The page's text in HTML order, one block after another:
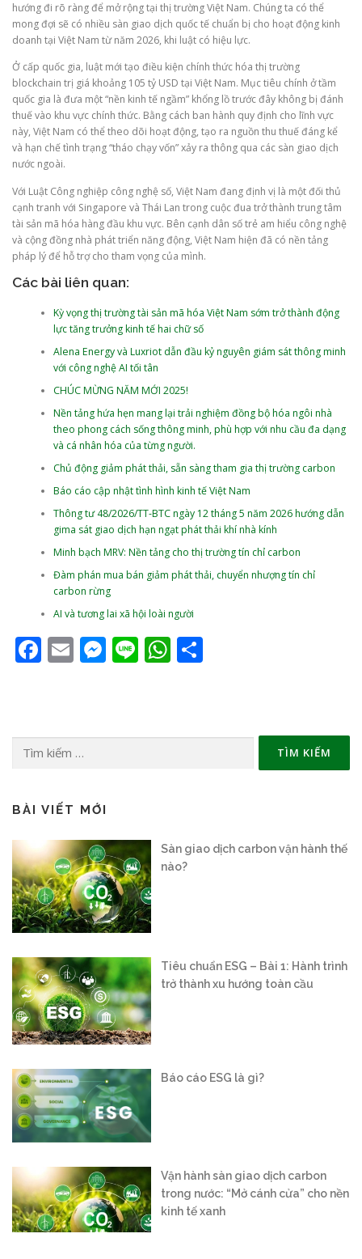
hướng đi rõ ràng để mở rộng tại thị trường Việt Nam. Chúng ta có thể
mong đợi sẽ có nhiều sàn giao dịch quốc tế chuẩn bị cho hoạt động kinh
doanh tại Việt Nam từ năm 2026, khi luật có hiệu lực.
Ở cấp quốc gia, luật mới tạo điều kiện chính thức hóa thị trường
blockchain trị giá khoảng 105 tỷ USD tại Việt Nam. Mục tiêu chính ở tầm
quốc gia là đưa một “nền kinh tế ngầm” khổng lồ trước đây không bị đánh
thuế vào khu vực chính thức. Bằng cách ban hành quy định cho lĩnh vực
này, Việt Nam có thể theo dõi hoạt động, tạo ra nguồn thu thuế đáng kể
và hạn chế tình trạng “tháo chạy vốn” xảy ra thông qua các sàn giao dịch
nước ngoài.
Với Luật Công nghiệp công nghệ số, Việt Nam đang định vị là một đối thủ
cạnh tranh với Singapore và Thái Lan trong cuộc đua trở thành trung tâm
tài sản mã hóa hàng đầu khu vực. Bên cạnh dân số trẻ am hiểu công nghệ
và cộng đồng nhà phát triển năng động, Việt Nam hiện đã có nền tảng
pháp lý để hỗ trợ cho tham vọng của mình.
Các bài liên quan:
Kỳ vọng thị trường tài sản mã hóa Việt Nam sớm trở thành động
lực tăng trưởng kinh tế hai chữ số
Alena Energy và Luxriot dẫn đầu kỷ nguyên giám sát thông minh
với công nghệ AI tối tân
CHÚC MỪNG NĂM MỚI 2025!
Nền tảng hứa hẹn mang lại trải nghiệm đồng bộ hóa ngôi nhà
theo phong cách sống thông minh, phù hợp với nhu cầu đa dạng
và cá nhân hóa của từng người.
Chủ động giảm phát thải, sẵn sàng tham gia thị trường carbon
Báo cáo cập nhật tình hình kinh tế Việt Nam
Thông tư 48/2026/TT-BTC ngày 12 tháng 5 năm 2026 hướng dẫn
gima sát giao dịch hạn ngạt phát thải khí nhà kính
Minh bạch MRV: Nền tảng cho thị trường tín chỉ carbon
Đàm phán mua bán giảm phát thải, chuyển nhượng tín chỉ
carbon rừng
AI và tương lai xã hội loài người
Facebook
EmailMessenger
LineWhatsApp
kiếm
BÀI VIẾT MỚI
Sàn giao dịch carbon vận hành thế
nào?
Tiêu chuẩn ESG – Bài 1: Hành trình
trở thành xu hướng toàn cầu
Báo cáo ESG là gì?
Vận hành sàn giao dịch carbon
trong nước: “Mở cánh cửa” cho nền
kinh tế xanh